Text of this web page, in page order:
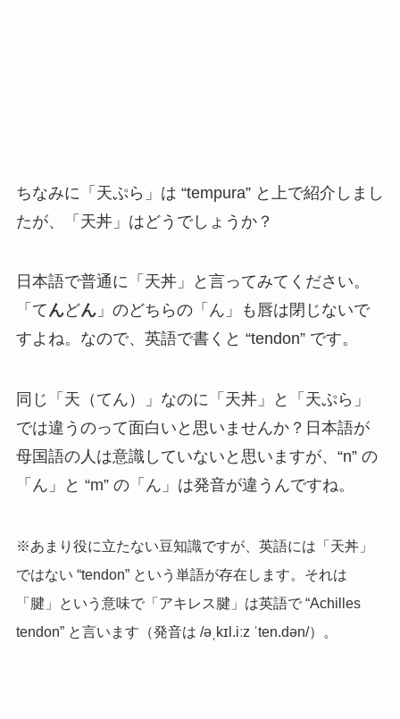
ちなみに「天ぷら」は “tempura” と上で紹介しまし
たが、「天丼」はどうでしょうか？
日本語で普通に「天丼」と言ってみてください。
「てんどん」のどちらの「ん」も唇は閉じないで
すよね。なので、英語で書くと “tendon” です。
同じ「天（てん）」なのに「天丼」と「天ぷら」
では違うのって面白いと思いませんか？日本語が
母国語の人は意識していないと思いますが、“n” の
「ん」と “m” の「ん」は発音が違うんですね。
※あまり役に立たない豆知識ですが、英語には「天丼」
ではない “tendon” という単語が存在します。それは
「腱」という意味で「アキレス腱」は英語で “Achilles
tendon” と言います（発音は /əˌkɪl.iːz ˈten.dən/）。